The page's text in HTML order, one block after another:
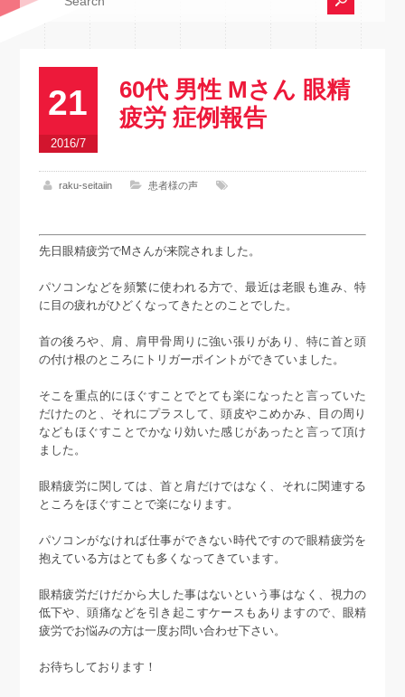
21
2016/7
60代 男性 Mさん 眼精
疲労 症例報告
raku-seitaiin 患者様の声
先日眼精疲労でMさんが来院されました。
パソコンなどを頻繁に使われる方で、最近は老眼も進み、特
に目の疲れがひどくなってきたとのことでした。
首の後ろや、肩、肩甲骨周りに強い張りがあり、特に首と頭
の付け根のところにトリガーポイントができていました。
そこを重点的にほぐすことでとても楽になったと言っていた
だけたのと、それにプラスして、頭皮やこめかみ、目の周り
などもほぐすことでかなり効いた感じがあったと言って頂け
ました。
眼精疲労に関しては、首と肩だけではなく、それに関連する
ところをほぐすことで楽になります。
パソコンがなければ仕事ができない時代ですので眼精疲労を
抱えている方はとても多くなってきています。
眼精疲労だけだから大した事はないという事はなく、視力の
低下や、頭痛などを引き起こすケースもありますので、眼精
疲労でお悩みの方は一度お問い合わせ下さい。
お待ちしております！